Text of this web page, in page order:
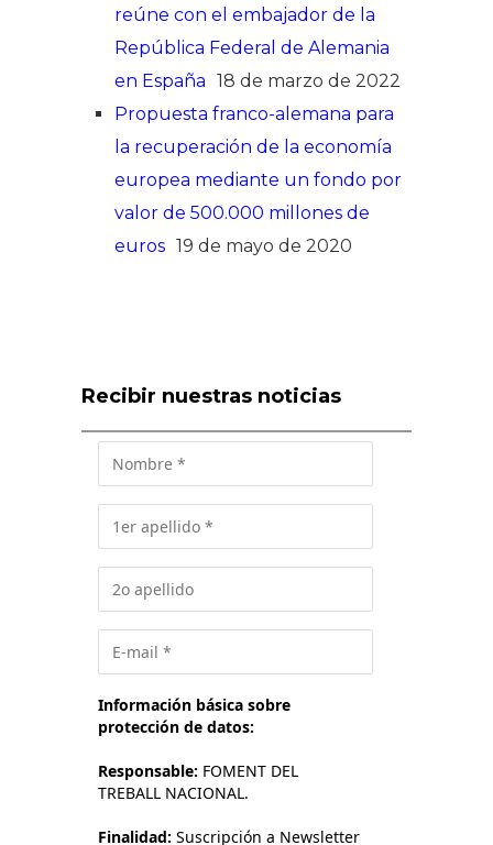
reúne con el embajador de la
República Federal de Alemania
en España 18 de marzo de 2022
Propuesta franco-alemana para
la recuperación de la economía
europea mediante un fondo por
valor de 500.000 millones de
euros 19 de mayo de 2020
Recibir nuestras noticias
Información básica sobre
protección de datos:
Responsable: FOMENT DEL
TREBALL NACIONAL.
Finalidad: Suscripción a Newsletter